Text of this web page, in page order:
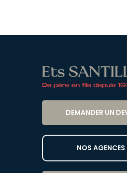
DEMANDER UN
NOS AGENCES